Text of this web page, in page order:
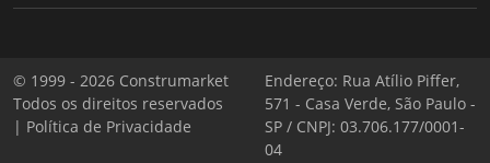
© 1999 - 2026 Construmarket
Todos os direitos reservados
| Política de Privacidade
Endereço: Rua Atílio Piffer,
571 - Casa Verde, São Paulo -
SP / CNPJ: 03.706.177/0001-
04